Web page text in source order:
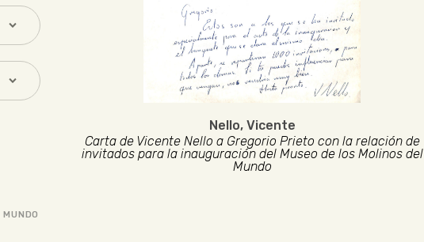
Nello, Vicente
Carta de Vicente Nello a Gregorio Prieto con la relación de
invitados para la inauguración del Museo de los Molinos del
Mundo